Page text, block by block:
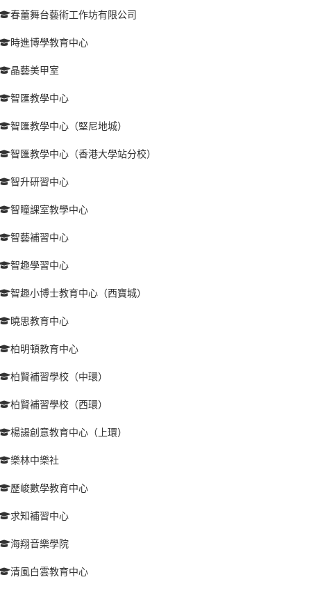
春蕾舞台藝術工作坊有限公司
時進博學教育中心
晶藝美甲室
智匯教學中心
智匯教學中心（堅尼地城）
智匯教學中心（香港大學站分校）
智升研習中心
智瞳課室教學中心
智藝補習中心
智趣學習中心
智趣小博士教育中心（西寶城）
曉思教育中心
柏明頓教育中心
柏賢補習學校（中環）
柏賢補習學校（西環）
楊諹創意教育中心（上環）
樂林中樂社
歷峻數學教育中心
求知補習中心
海翔音樂學院
清風白雲教育中心